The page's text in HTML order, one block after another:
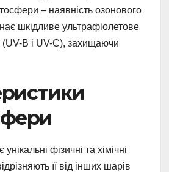
– наявність озонового
шкідливе ультрафіолетове
B і UV-C), захищаючи
фізичні та хімічні
її від інших шарів